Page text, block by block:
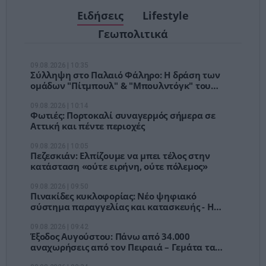
Ειδήσεις
Lifestyle
Γεωπολιτικά
Σύλληψη στο Παλαιό Φάληρο: Η δράση των
ομάδων "Πίτμπουλ" & "Μπουλντόγκ" του
Φωτιές: Πορτοκαλί συναγερμός σήμερα σε
Αττική και πέντε περιοχές
Πεζεσκιάν: Ελπίζουμε να μπει τέλος στην
κατάσταση «ούτε ειρήνη, ούτε πόλεμος»
Πινακίδες κυκλοφορίας: Νέο ψηφιακό
σύστημα παραγγελίας και κατασκευής - Η
Έξοδος Αυγούστου: Πάνω από 34.000
αναχωρήσεις από τον Πειραιά – Γεμάτα τα